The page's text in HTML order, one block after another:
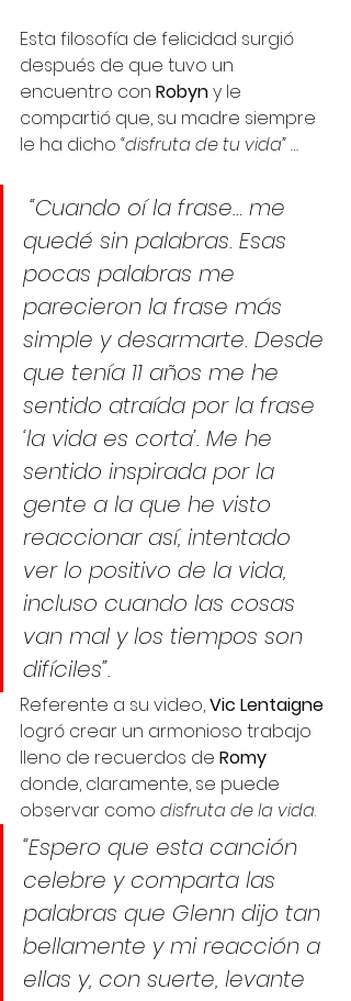
Esta filosofía de felicidad surgió
después de que tuvo un
encuentro con Robyn y le
compartió que, su madre siempre
le ha dicho “disfruta de tu vida” …
“Cuando oí la frase… me
quedé sin palabras. Esas
pocas palabras me
parecieron la frase más
simple y desarmarte. Desde
que tenía 11 años me he
sentido atraída por la frase
‘la vida es corta’. Me he
sentido inspirada por la
gente a la que he visto
reaccionar así, intentado
ver lo positivo de la vida,
incluso cuando las cosas
van mal y los tiempos son
difíciles”.
Referente a su video, Vic Lentaigne
logró crear un armonioso trabajo
lleno de recuerdos de Romy
donde, claramente, se puede
observar como disfruta de la vida.
“Espero que esta canción
celebre y comparta las
palabras que Glenn dijo tan
bellamente y mi reacción a
ellas y, con suerte, levante